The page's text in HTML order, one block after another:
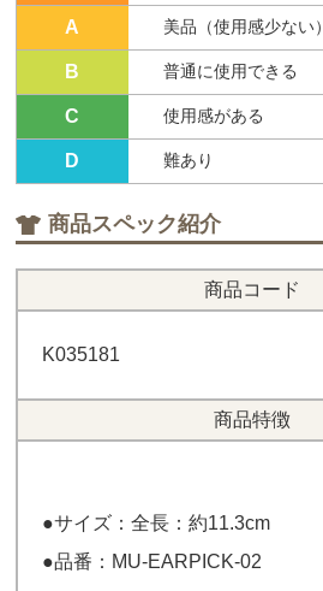
A 美品（使用感少ない）
B 普通に使用できる
C 使用感がある
D 難あり
商品スペック紹介
商品コード
K035181
商品特徴
●サイズ：全長：約11.3cm
●品番：MU-EARPICK-02